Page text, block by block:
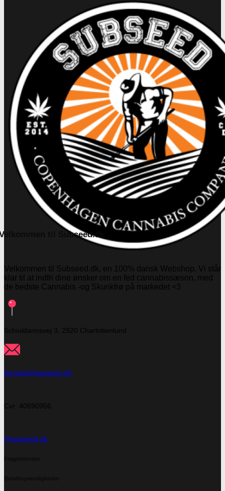
til Subseed.dk
Velkommen til Subseed.dk, en 100% dansk Webshop. Vi står
klar til at indfri dine ønsker om en fed cannabissæson, med
de bedste Cannabis -og Skunkfrø på markedet <3
Schioldannsvej 3, 2920 Charlottenlund
Kontakt@subseed.dk
Cvr: 40690956
@subseed.dk